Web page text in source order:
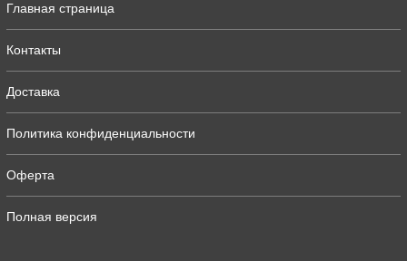
Главная страница
Контакты
Доставка
Политика конфиденциальности
Оферта
Полная версия